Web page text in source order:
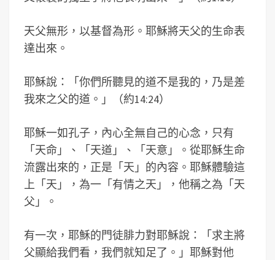
天父無形，以基督為形。耶穌將天父的生命表
達出來。
耶穌說：「你們所聽見的道不是我的，乃是差
我來之父的道。」（約14:24）
耶穌一如孔子，內心全無自己的心念，只有
「天命」、「天道」、「天意」。從耶穌生命
流露出來的，正是「天」的內容。耶穌體驗這
上「天」，為一「有情之天」，他稱之為「天
父」。
有一次，耶穌的門徒腓力對耶穌說：「求主將
父顯給我們看，我們就知足了。」耶穌對他